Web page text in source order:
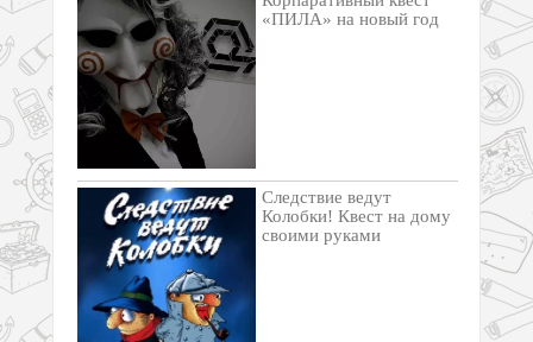
«ПИЛА» на новый год
Следствие ведут
Колобки! Квест на дому
своими руками